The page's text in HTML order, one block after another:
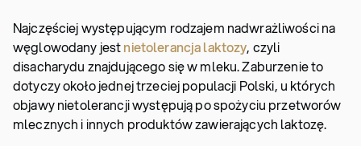
Najczęściej występującym rodzajem nadwrażliwości na
węglowodany jestnietolerancja laktozy, czyli
disacharydu znajdującego się w mleku. Zaburzenie to
dotyczy około jednej trzeciej populacji Polski, u których
objawy nietolerancji występują po spożyciu przetworów
mlecznych i innych produktów zawierających laktozę.